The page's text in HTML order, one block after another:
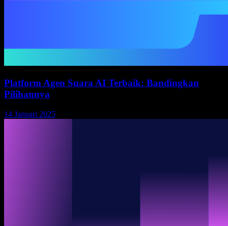
Platform Agen Suara AI Terbaik: Bandingkan
Pilihannya
14 Januari 2025